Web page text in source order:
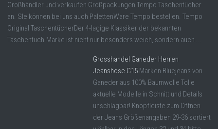
Großhändler und verkaufen Großpackungen Tempo Taschentücher
an. SIe können bei uns auch PalettenWare Tempo bestellen. Tempo
Original TaschentücherDer 4-lagige Klassiker der bekannten
Taschentuch-Marke ist nicht nur besonders weich, sondern auch ...
Grosshandel Ganeder Herren
Jeanshose G15 Marken Bluejeans von
Ganeder aus 100% Baumwolle Tolle
aktuelle Modelle in Schnitt und Details
unschlagbar! Knopfleiste zum Öffnen
der Jeans Größenangaben 29-36 sortiert